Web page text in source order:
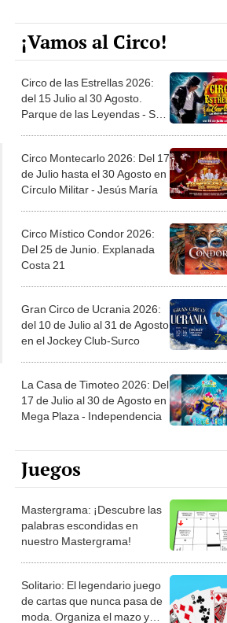
¡Vamos al Circo!
Circo de las Estrellas 2026:
del 15 Julio al 30 Agosto.
Parque de las Leyendas - San
Circo Montecarlo 2026: Del 17
de Julio hasta el 30 Agosto en
Círculo Militar - Jesús María
Circo Místico Condor 2026:
Del 25 de Junio. Explanada
Costa 21
Gran Circo de Ucrania 2026:
del 10 de Julio al 31 de Agosto
en el Jockey Club-Surco
La Casa de Timoteo 2026: Del
17 de Julio al 30 de Agosto en
Mega Plaza - Independencia
Juegos
Mastergrama: ¡Descubre las
palabras escondidas en
nuestro Mastergrama!
Solitario: El legendario juego
de cartas que nunca pasa de
moda. Organiza el mazo y